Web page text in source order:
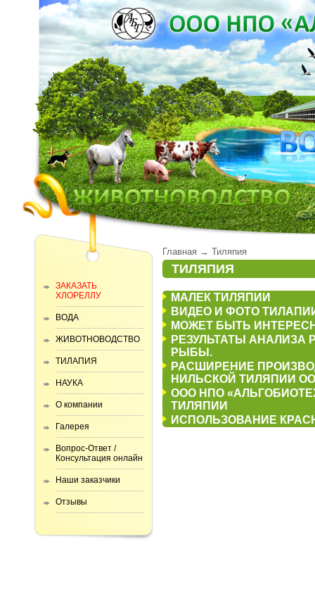
ЗАКАЗАТЬ
ХЛОРЕЛЛУ
ВОДА
ЖИВОТНОВОДСТВО
ТИЛАПИЯ
НАУКА
О компании
Галерея
Вопрос-Ответ /
Консультация онлайн
Наши заказчики
Отзывы
Главная → Тиляпия
ТИЛЯПИЯ
МАЛЕК ТИЛЯПИИ
ВИДЕО И ФОТО
МОЖЕТ БЫТЬ
РЕЗУЛЬТАТЫ
РЫБЫ.
РАСШИРЕНИЕ
НИЛЬСКОЙ ТИЛЯПИИ
ООО НПО
ТИЛЯПИИ
ИСПОЛЬЗОВАНИЕ